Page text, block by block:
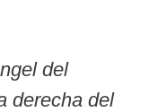
del
derecha del